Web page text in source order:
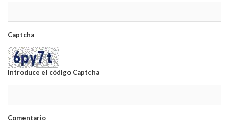
Captcha
Introduce el código Captcha
Comentario